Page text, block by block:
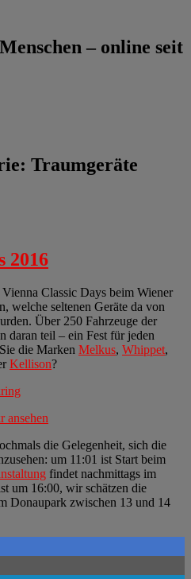
– online seit
Traumgeräte
2016
Classic Days beim Wiener
welche seltenen Geräte da von
Über 250 Fahrzeuge der
daran teil – ein Fest für jeden
die Marken Melkus, Whippet,
Kellison?
ansehen
die Gelegenheit, sich die
um 11:01 ist Start beim
findet nachmittags im
um 16:00, wir schätzen die
Donaupark zwischen 13 und 14